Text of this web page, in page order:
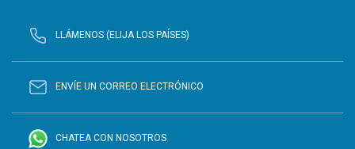
LLÁMENOS (ELIJA LOS PAÍSES)
ENVÍE UN CORREO ELECTRÓNICO
CHATEA CON NOSOTROS